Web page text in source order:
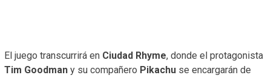
El juego transcurrirá en Ciudad Rhyme, donde el protagonista
Tim Goodman y su compañero Pikachu se encargarán de